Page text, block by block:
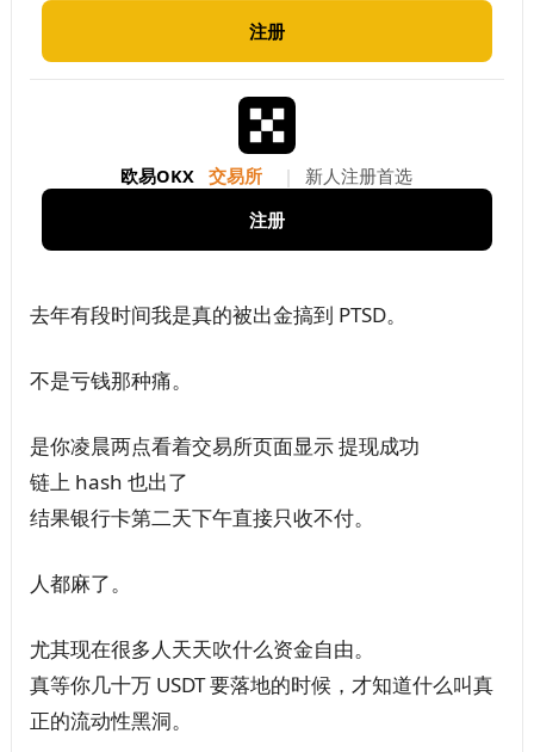
注册
欧易OKX 交易所 |
新人注册首选
注册
去年有段时间我是真的被出金搞到 PTSD。
不是亏钱那种痛。
是你凌晨两点看着交易所页面显示 提现成功
链上 hash 也出了
结果银行卡第二天下午直接只收不付。
人都麻了。
尤其现在很多人天天吹什么资金自由。
真等你几十万 USDT 要落地的时候，才知道什么叫真
正的流动性黑洞。